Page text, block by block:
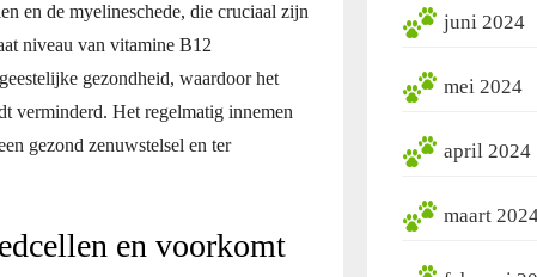
en de myelineschede, die cruciaal zijn
niveau van vitamine B12
gezondheid, waardoor het
verminderd. Het regelmatig innemen
gezond zenuwstelsel en ter
en voorkomt
juni 2024
mei 2024
april 2024
maart